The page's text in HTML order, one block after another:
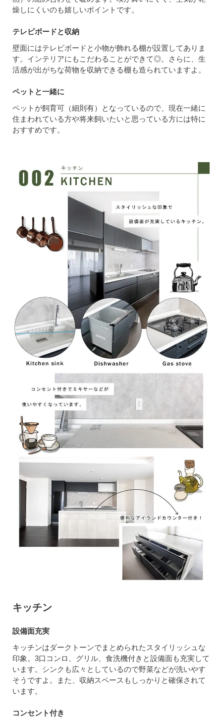
燥しにくいのも嬉しいポイントです。
テレビボードと収納
壁面にはテレビボードと小物が飾れる棚が設置してありま
す。インテリアにもこだわることができて◎。さらに、生
活感が出がちな荷物を収納できる棚も造られていますよ。
ペットと一緒に
ペットが飼育可（細則有）となっているので、現在一緒に
住まわれている方や将来飼いたいと思っている方には特に
おすすめです。
キッチン
設備面充実
キッチンはダークトーンでまとめられたスタイリッシュな
印象。3口コンロ、グリル、食洗機付きと設備面も充実して
います。シンクも広々としているので野菜などが洗いやす
そうですよ。また、収納スペースもしっかりと確保されて
います。
コンセント付き